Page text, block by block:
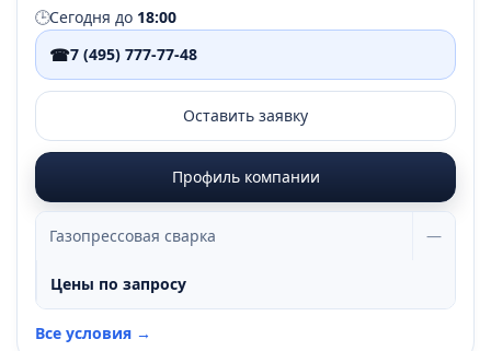
🕒Сегодня до 18:00
☎7 (495) 777-77-48
Оставить заявку
Профиль компании
Газопрессовая сварка —
Цены по запросу
Все условия →